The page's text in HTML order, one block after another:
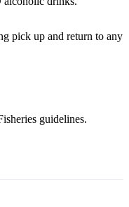
pick up and return to any
guidelines.